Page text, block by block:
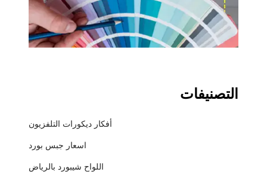
التصنيفات
أفكار ديكورات التلفزيون
اسعار جبس بورد
اللواح شيبورد بالرياض